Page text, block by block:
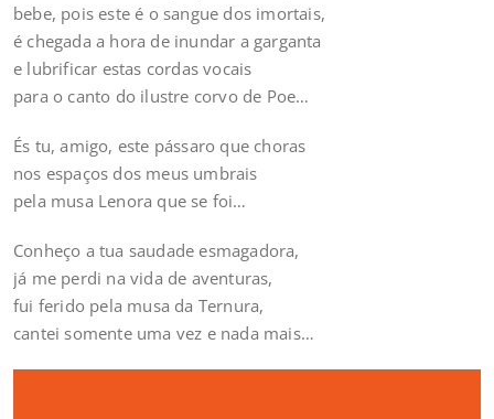
bebe, pois este é o sangue dos imortais,
é chegada a hora de inundar a garganta
e lubrificar estas cordas vocais
para o canto do ilustre corvo de Poe…
És tu, amigo, este pássaro que choras
nos espaços dos meus umbrais
pela musa Lenora que se foi…
Conheço a tua saudade esmagadora,
já me perdi na vida de aventuras,
fui ferido pela musa da Ternura,
cantei somente uma vez e nada mais…